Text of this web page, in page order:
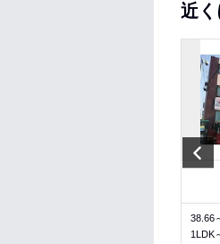
近
38.66
1LDK